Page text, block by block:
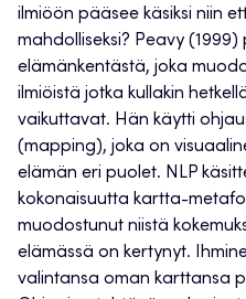
ilmiöön pääsee käsiksi niin
mahdolliseksi? Peavy (1999)
elämänkentästä, joka
ilmiöistä jotka kullakin
vaikuttavat. Hän käytti
(mapping), joka on
elämän eri puolet. NLP
kokonaisuutta kartta-
muodostunut niistä
elämässä on kertynyt.
valintansa oman karttansa